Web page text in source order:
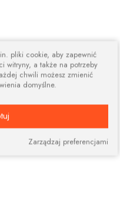
pliki cookie, aby zapewnić
witryny, a także na potrzeby
chwili możesz zmienić
domyślne.
Zarządzaj preferencjami